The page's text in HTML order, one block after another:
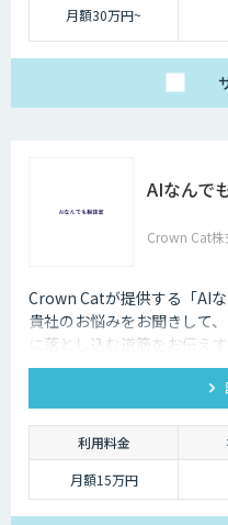
月額30万円~
AIなんで
Crown Cat株
Crown Catが提供する「AI
貴社のお悩みをお聞きして
に落とし込む道筋をお伝え
最新の事例はもちろん、自
利用料金
月額15万円